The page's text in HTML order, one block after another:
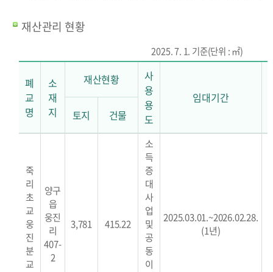
재산관리 현황
2025. 7. 1. 기준(단위 : ㎡)
재
산
황
폐
교
명
소
재
지
재산현황
사
용
용
도
임대기간
토지 건물
죽
리
초
교
웅
진
분
교
양구
읍
웅진
리
407-
2
3,781 415.22
소
득
증
대
사
업
및
공
동
이
2025.03.01.~2026.02.28.
(1년)